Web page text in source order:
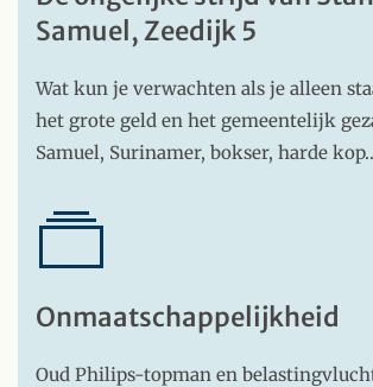
Samuel, Zeedijk 5
Wat kun je verwachten als je alleen
het grote geld en het gemeentelijk
Samuel, Surinamer, bokser, harde
Onmaatschappelijkheid
Oud Philips-topman en